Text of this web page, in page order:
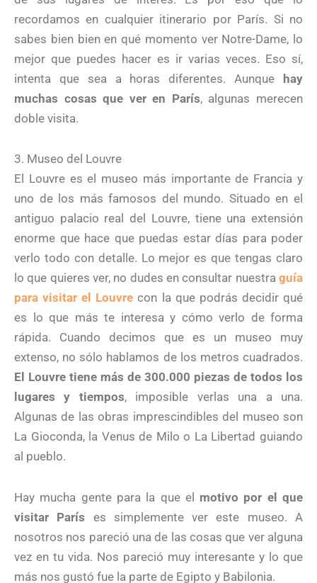
recordamos en cualquier itinerario por París. Si no
sabes bien bien en qué momento ver Notre-Dame, lo
mejor que puedes hacer es ir varias veces. Eso sí,
intenta que sea a horas diferentes. Aunque hay
muchas cosas que ver en París, algunas merecen
doble visita.
3. Museo del Louvre
El Louvre es el museo más importante de Francia y
uno de los más famosos del mundo. Situado en el
antiguo palacio real del Louvre, tiene una extensión
enorme que hace que puedas estar días para poder
verlo todo con detalle. Lo mejor es que tengas claro
lo que quieres ver, no dudes en consultar nuestra guía
para visitar el Louvre con la que podrás decidir qué
es lo que más te interesa y cómo verlo de forma
rápida. Cuando decimos que es un museo muy
extenso, no sólo hablamos de los metros cuadrados.
El Louvre tiene más de 300.000 piezas de todos los
lugares y tiempos, imposible verlas una a una.
Algunas de las obras imprescindibles del museo son
La Gioconda, la Venus de Milo o La Libertad guiando
al pueblo.
Hay mucha gente para la que el motivo por el que
visitar París es simplemente ver este museo. A
nosotros nos pareció una de las cosas que ver alguna
vez en tu vida. Nos pareció muy interesante y lo que
más nos gustó fue la parte de Egipto y Babilonia.